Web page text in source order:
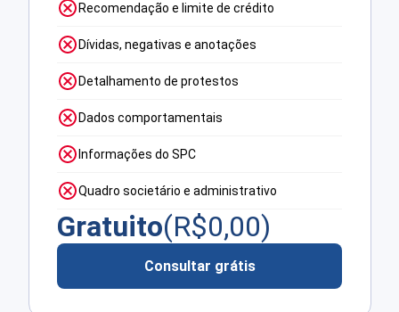
Recomendação e limite de crédito
Dívidas, negativas e anotações
Detalhamento de protestos
Dados comportamentais
Informações do SPC
Quadro societário e administrativo
Gratuito(R$0,00)
Consultar grátis